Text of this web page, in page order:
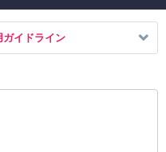
イドライン
てはコメント削除や書き込み制